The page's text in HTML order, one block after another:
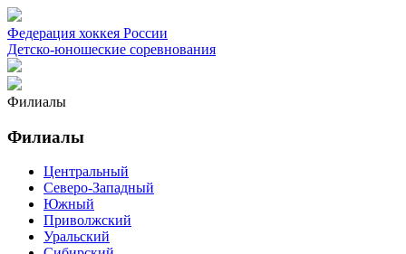
Федерация хоккея России
Детско-юношеские соревнования
Филиалы
Филиалы
Центральный
Северо-Западный
Южный
Приволжский
Уральский